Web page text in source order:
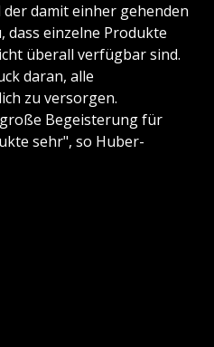
damit einher gehenden
dass einzelne Produkte
überall verfügbar sind.
daran, alle
zu versorgen.
Begeisterung für
sehr", so Huber-